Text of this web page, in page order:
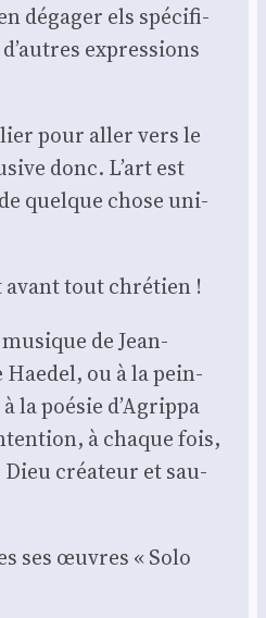
déga­ger els spé­ci­fi­
expres­sions
pour aller vers le
donc. L’art est
quelque chose uni­
tout chré­tien !
de Jean-
Hae­del, ou à la pein­
la poé­sie d’A­grip­pa
à chaque fois,
Dieu créa­teur et sau­
ses œuvres « Solo